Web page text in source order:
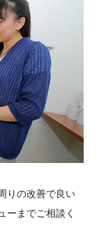
りの改善で良い
ーまでご相談く